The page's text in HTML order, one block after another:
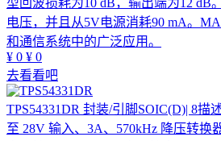
型回波损耗为10 dB，输出端为12 dB
电压，并且从5V电源消耗90 mA。
和通信系统中的广泛应用。
¥ 0 ¥ 0
去看看吧
TPS54331DR 封装/引脚SOIC(D)| 8描
至 28V 输入、3A、570kHz 降压转换